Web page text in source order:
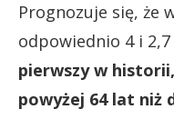
Prognozuje się, że
odpowiednio 4 i 2,7
pierwszy w
powyżej 64 lat niż